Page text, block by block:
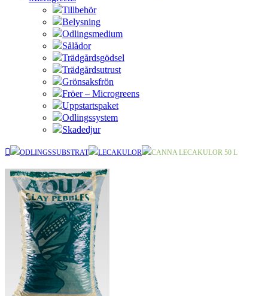
Tillbehör
Belysning
Odlingsmedium
Sålådor
Trädgårdsgödsel
Trädgårdsutrust
Grönsaksfrön
Fröer – Microgreens
Uppstartspaket
Odlingssystem
Skadedjur
ODLINGSSUBSTRAT LECAKULOR CANNA LECAKULOR 50 L